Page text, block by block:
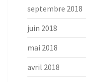
septembre 2018
juin 2018
mai 2018
avril 2018